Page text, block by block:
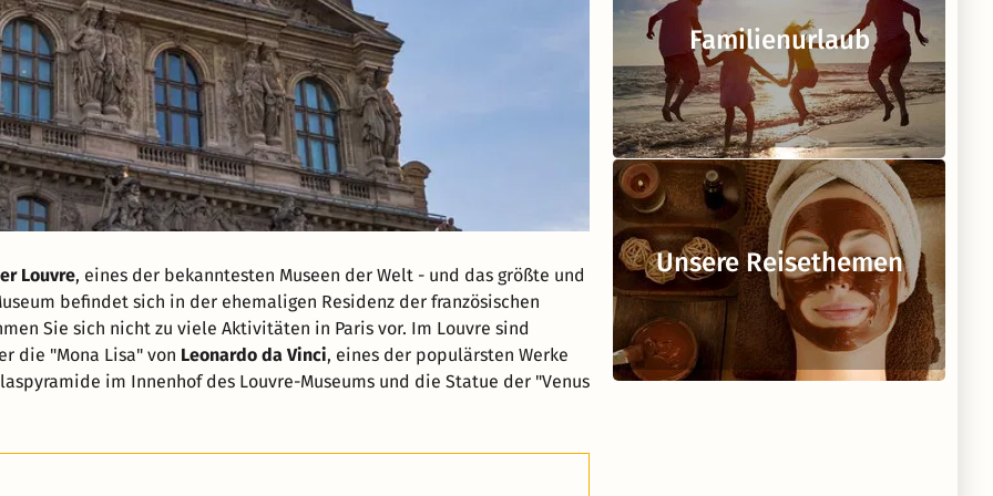
Louvre, eines der bekanntesten Museen der Welt - und das größte und
befindet sich in der ehemaligen Residenz der französischen
Sie sich nicht zu viele Aktivitäten in Paris vor. Im Louvre sind
die "Mona Lisa" von Leonardo da Vinci, eines der populärsten Werke
im Innenhof des Louvre-Museums und die Statue der "Venus
Familienurlaub
Unsere Reisethemen